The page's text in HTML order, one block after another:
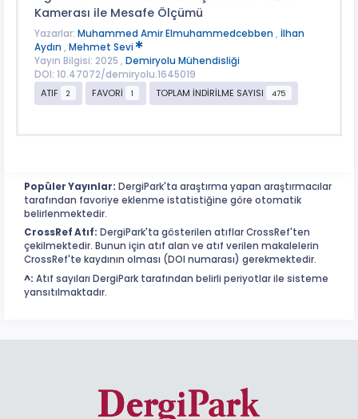
Kamerası ile Mesafe Ölçümü
Yazarlar: Muhammed Amir Elmuhammedcebben , İlhan
Aydın , Mehmet Sevi
Yayın Bilgisi: 2025 , Demiryolu Mühendisliği
DOI: 10.47072/demiryolu.1645019
ATIF
2 FAVORİ 1 TOPLAM İNDİRİLME SAYISI 475
Popüler Yayınlar: DergiPark'ta araştırma yapan araştırmacılar
tarafından favoriye eklenme istatistiğine göre otomatik
belirlenmektedir.
CrossRef Atıf: DergiPark'ta gösterilen atıflar CrossRef'ten
çekilmektedir. Bunun için atıf alan ve atıf verilen makalelerin
CrossRef'te kaydının olması (DOI numarası) gerekmektedir.
^: Atıf sayıları DergiPark tarafından belirli periyotlar ile sisteme
yansıtılmaktadır.